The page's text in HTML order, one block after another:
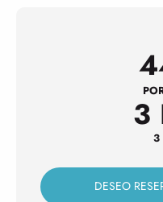
3
3
DESEO